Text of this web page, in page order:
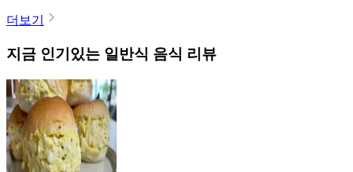
더보기
지금 인기있는 일반식 음식 리뷰